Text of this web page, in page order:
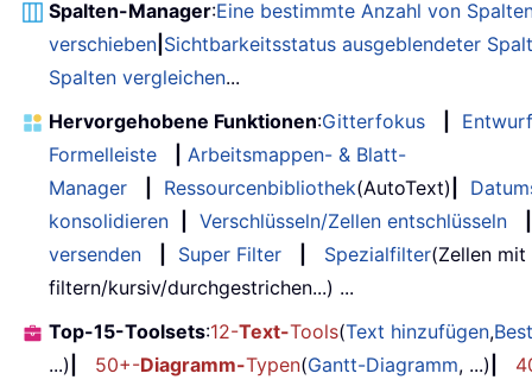
Spalten-Manager:Eine bestimmte Anzahl von
verschieben Sichtbarkeitsstatus ausgeblendeter
Spalten vergleichen...
Hervorgehobene Funktionen:Gitterfokus
Entwurf
Formelleiste
Arbeitsmappen- & Blatt-
Manager
Ressourcenbibliothek(AutoText)
konsolidieren
Verschlüsseln/Zellen entschlüsseln
versenden
Super Filter Spezialfilter(Zellen
filtern/kursiv/durchgestrichen...) ...
Top-15-Toolsets:12-Text-Tools(Text hinzufügen,
...)
50+-Diagramm-Typen(Gantt-Diagramm, ...)